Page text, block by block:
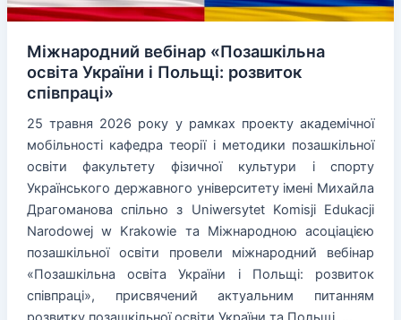
Міжнародний вебінар «Позашкільна
освіта України і Польщі: розвиток
співпраці»
25 травня 2026 року у рамках проекту академічної
мобільності кафедра теорії і методики позашкільної
освіти факультету фізичної культури і спорту
Українського державного університету імені Михайла
Драгоманова спільно з Uniwersytet Komisji Edukacji
Narodowej w Krakowie та Міжнародною асоціацією
позашкільної освіти провели міжнародний вебінар
«Позашкільна освіта України і Польщі: розвиток
співпраці», присвячений актуальним питанням